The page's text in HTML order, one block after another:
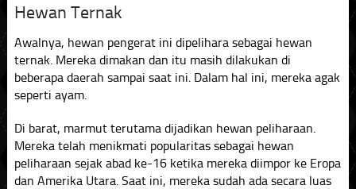
Hewan Ternak
Awalnya, hewan pengerat ini dipelihara sebagai hewan
ternak. Mereka dimakan dan itu masih dilakukan di
beberapa daerah sampai saat ini. Dalam hal ini, mereka agak
seperti ayam.
Di barat, marmut terutama dijadikan hewan peliharaan.
Mereka telah menikmati popularitas sebagai hewan
peliharaan sejak abad ke-16 ketika mereka diimpor ke Eropa
dan Amerika Utara. Saat ini, mereka sudah ada secara luas